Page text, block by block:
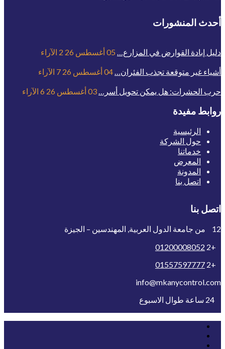
أحدث المنشورات
دليل إبادة القوارض في المزارع… 05 أغسطس 26 2 الآراء
أشياء غير متوقعة تجذب الفئران…04 أغسطس 26 7 الآراء
حرب الحشرات: هل يمكن تحويل أسر…03 أغسطس 26 6 الآراء
روابط مفيدة
الرئيسية
حول الشركة
خدماتنا
المعرض
المدونة
اتصل بنا
اتصل بنا
12 من جامعة الدول العربية, المهندسين – الجيزة
+2
01200008052
+2
01557597777
info@mkanycontrol.com